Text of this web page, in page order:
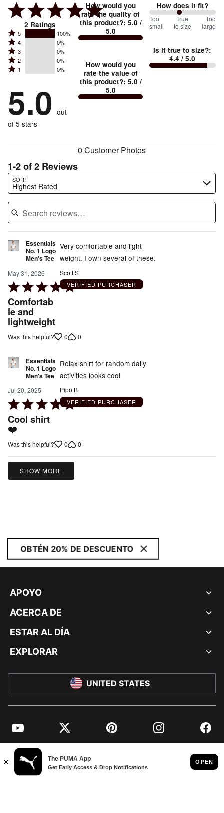
2 Ratings
Rated
5
stars
by
of
reviewers
5 100%
Rated
4
stars
by
of
reviewers
4 0%
Rated
3
stars
0%
of
reviewers
3 0%
Rated
2
by
0%
of
reviewers
2 0%
Rated
stars
by
0%
of
1 0%
5.0 out
of 5 stars
How would you
rate the quality of
this product?: 5.0 /
5.0
How would you
rate the value of
this product?: 5.0 /
5.0
How does it fit?
90%
between
small
and
Too
small
True
to size
Too
large
Is it true to size?:
4.4 / 5.0
0 Customer Photos
1-2 of 2 Reviews
SORT
Highest Rated
Search reviews…
Essentials
No. 1 Logo
Men's Tee
May 31, 2026
Rated
5
out
of
5
Comfortab
le and
lightweight
Very comfortable and light
weight. I own several of these.
Scott S
VERIFIED PURCHASER
Was this helpful? 0 0
Essentials
No. 1 Logo
Men's Tee
Jul 20, 2025
Rated
5
out
of
Cool shirt
❤️
Relax shirt for random daily
activities looks cool
Pipo B
VERIFIED PURCHASER
Was this helpful? 0 0
SHOW MORE
OBTÉN 20% DE DESCUENTO
APOYO
ACERCA DE
ESTAR AL DÍA
EXPLORAR
UNITED STATES
YouTube Twitter Pinterest Instagram
© PUMA NORTH AMERICA, INC.
IMPRINT AND LEGAL DATA